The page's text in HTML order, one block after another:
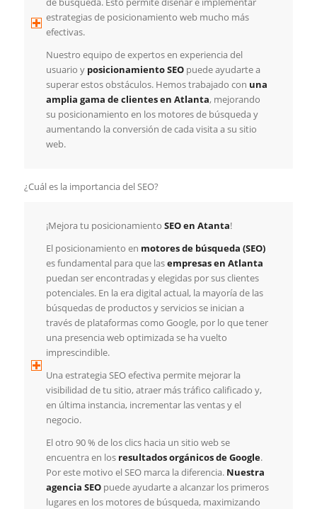
estrategias de posicionamiento web mucho más
efectivas.
Nuestro equipo de expertos en experiencia del
usuario y posicionamiento SEOpuede ayudarte a
superar estos obstáculos. Hemos trabajado con una
amplia gama de clientes en Atlanta, mejorando
su posicionamiento en los motores de búsqueda y
aumentando la conversión de cada visita a su sitio
web.
¿Cuál es la importancia del SEO?
¡Mejora tu posicionamiento SEO en Atanta!
El posicionamiento en motores de búsqueda (SEO)
es fundamental para que lasempresas en Atlanta
puedan ser encontradas y elegidas por sus clientes
potenciales. En la era digital actual, la mayoría de las
búsquedas de productos y servicios se inician a
través de plataformas como Google, por lo que tener
una presencia web optimizada se ha vuelto
imprescindible.
Una estrategia SEO efectiva permite mejorar la
visibilidad de tu sitio, atraer más tráfico calificado y,
en última instancia, incrementar las ventas y el
negocio.
El otro 90 % de los clics hacia un sitio web se
encuentra en los resultados orgánicos de Google.
Por este motivo el SEO marca la diferencia. Nuestra
agencia SEOpuede ayudarte a alcanzar los primeros
lugares en los motores de búsqueda, maximizando